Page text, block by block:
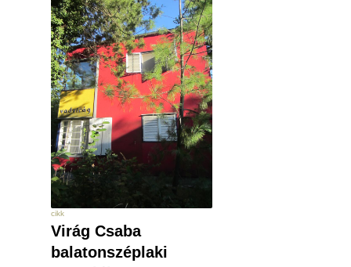
cikk
Virág Csaba
balatonszéplaki